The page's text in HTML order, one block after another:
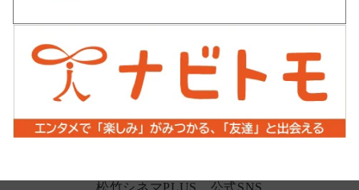
松竹シネマPLUS 公式SNS